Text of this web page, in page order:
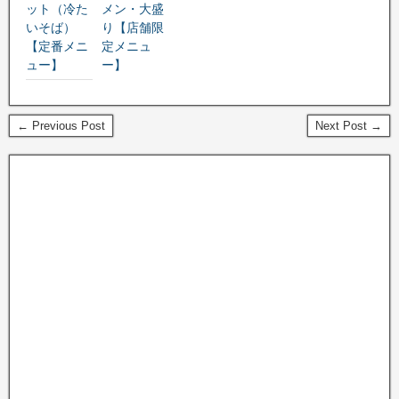
ット（冷た
いそば）
【定番メニ
ュー】
メン・大盛
り【店舗限
定メニュ
ー】
← Previous Post Next Post →